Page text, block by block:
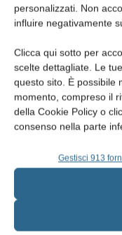
personalizzati. Non
influire negativamente
Clicca qui sotto per
scelte dettagliate. Le
questo sito. È possibile
momento, compreso il
della Cookie Policy o
consenso nella parte
Gestisci 913
Abbonati
Iscriviti alla newsletter